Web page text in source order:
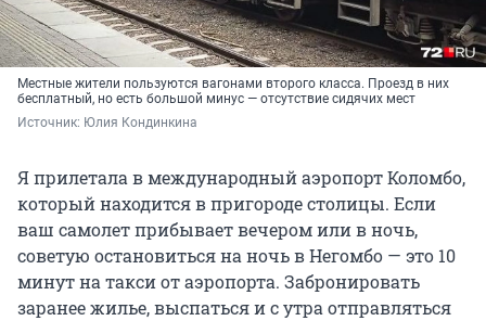
Местные жители пользуются вагонами второго класса. Проезд в них
бесплатный, но есть большой минус — отсутствие сидячих мест
Источник: Юлия Кондинкина
Я прилетала в международный аэропорт Коломбо,
который находится в пригороде столицы. Если
ваш самолет прибывает вечером или в ночь,
советую остановиться на ночь в Негомбо — это 10
минут на такси от аэропорта. Забронировать
заранее жилье, выспаться и с утра отправляться